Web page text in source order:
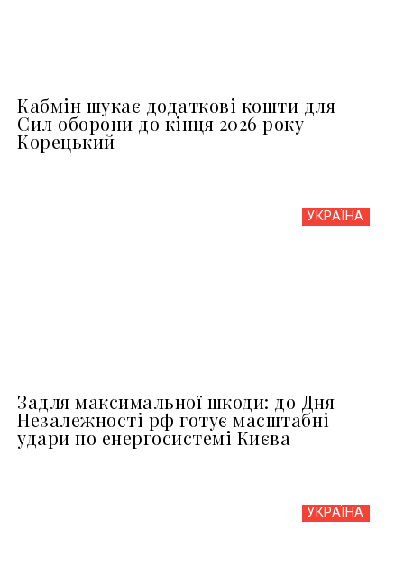
Кабмін шукає додаткові кошти для
Сил оборони до кінця 2026 року —
Корецький
УКРАЇНА
Задля максимальної шкоди: до Дня
Незалежності рф готує масштабні
удари по енергосистемі Києва
УКРАЇНА